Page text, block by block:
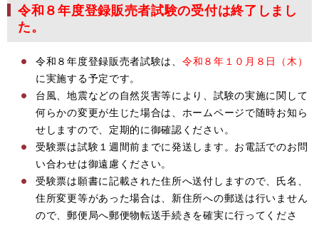
令和８年度登録販売者試験の受付は終了しまし
た。
令和８年度登録販売者試験は、 令和８年１０月８日（木）
に実施する予定です。
台風、地震などの自然災害等により、試験の実施に関して
何らかの変更が生じた場合は、ホームページで随時お知ら
せしますので、定期的に御確認ください。
受験票は試験１週間前までに発送します。お電話でのお問
い合わせは御遠慮ください。
受験票は願書に記載された住所へ送付しますので、氏名、
住所変更等があった場合は、新住所への郵送は行いません
ので、郵便局へ郵便物転送手続きを確実に行ってくださ